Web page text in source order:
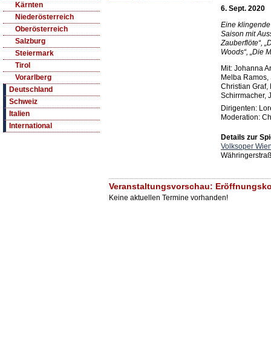
Kärnten
Niederösterreich
Oberösterreich
Salzburg
Steiermark
Tirol
Vorarlberg
Deutschland
Schweiz
Italien
International
6. Sept. 2020
Eine
Saison mit
Zauberflöte“,
Woods“, „Die
Mit: Johanna
Melba Ramos,
Christian Graf,
Schirrmacher,
Dirigenten:
Moderation:
Details zur
Volksoper
Veranstaltungsvorschau:
Keine aktuellen Termine vorhanden!